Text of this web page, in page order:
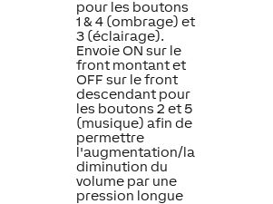
pour les boutons
1 & 4 (ombrage) et
3 (éclairage).
Envoie ON sur le
front montant et
OFF sur le front
descendant pour
les boutons 2 et 5
(musique) afin de
permettre
l'augmentation/la
diminution du
volume par une
pression longue